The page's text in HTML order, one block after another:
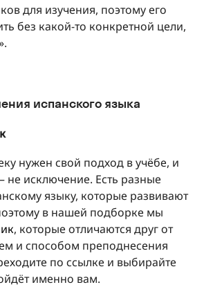
для изучения, поэтому его
без какой-то конкретной цели,
испанского языка
нужен свой подход в учёбе, и
не исключение. Есть разные
языку, которые развивают
в нашей подборке мы
, которые отличаются друг от
и способом преподнесения
по ссылке и выбирайте
именно вам.